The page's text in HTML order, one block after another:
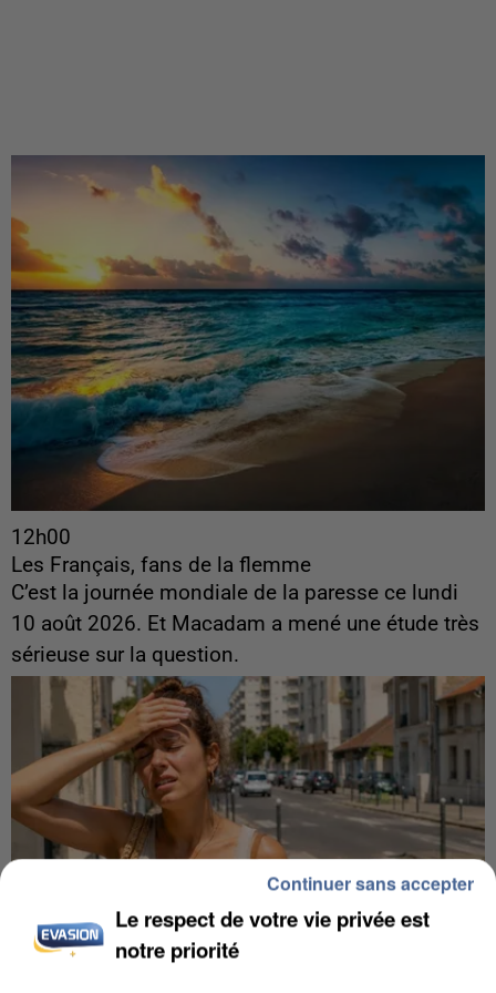
12h00
Les Français, fans de la flemme
C’est la journée mondiale de la paresse ce lundi
10 août 2026. Et Macadam a mené une étude très
sérieuse sur la question.
Le respect de votre vie privée est
notre priorité
Continuer sans accepter